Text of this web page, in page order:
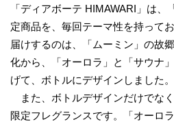
「ディアボーテ HIMAWARI」は
定商品を、毎回テーマ性を持って
届けするのは、「ムーミン」の故
化から、「オーロラ」と「サウナ
げて、ボトルにデザインしました。
また、ボトルデザインだけでな
限定フレグランスです。「オーロ